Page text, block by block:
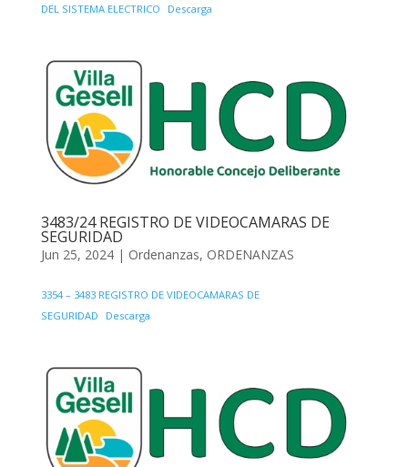
DEL SISTEMA ELECTRICO
Descarga
3483/24 REGISTRO DE VIDEOCAMARAS DE
SEGURIDAD
Jun 25, 2024| Ordenanzas, ORDENANZAS
3354 – 3483 REGISTRO DE VIDEOCAMARAS DE
SEGURIDAD
Descarga